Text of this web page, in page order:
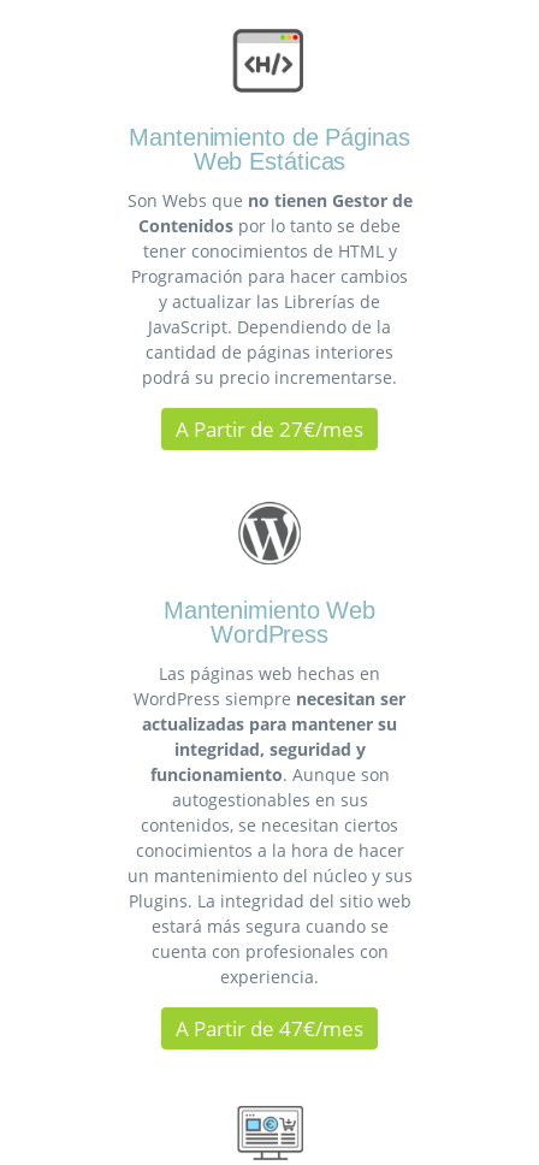
Mantenimiento de Páginas
Web Estáticas
Son Webs que no tienen Gestor de
Contenidos por lo tanto se debe
tener conocimientos de HTML y
Programación para hacer cambios
y actualizar las Librerías de
JavaScript. Dependiendo de la
cantidad de páginas interiores
podrá su precio incrementarse.
A Partir de 27€/mes
Mantenimiento Web
WordPress
Las páginas web hechas en
WordPress siempre necesitan ser
actualizadas para mantener su
integridad, seguridad y
funcionamiento. Aunque son
autogestionables en sus
contenidos, se necesitan ciertos
conocimientos a la hora de hacer
un mantenimiento del núcleo y sus
Plugins. La integridad del sitio web
estará más segura cuando se
cuenta con profesionales con
experiencia.
A Partir de 47€/mes